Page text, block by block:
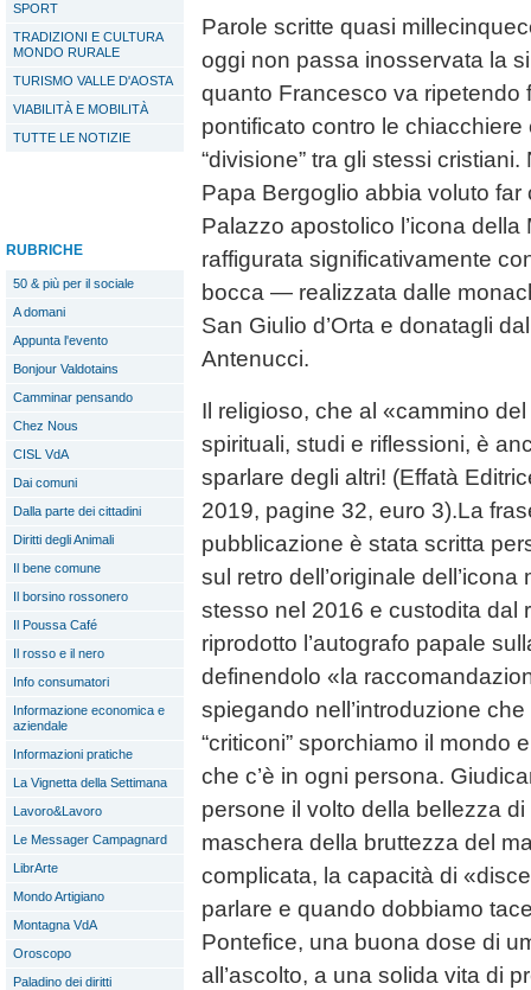
SPORT
TRADIZIONI E CULTURA
MONDO RURALE
TURISMO VALLE D'AOSTA
VIABILITÀ E MOBILITÀ
TUTTE LE NOTIZIE
RUBRICHE
50 & più per il sociale
A domani
Appunta l'evento
Bonjour Valdotains
Camminar pensando
Chez Nous
CISL VdA
Dai comuni
Dalla parte dei cittadini
Diritti degli Animali
Il bene comune
Il borsino rossonero
Il Poussa Café
Il rosso e il nero
Info consumatori
Informazione economica e
aziendale
Informazioni pratiche
La Vignetta della Settimana
Lavoro&Lavoro
Le Messager Campagnard
LibrArte
Mondo Artigiano
Montagna VdA
Oroscopo
Paladino dei diritti
Parole scritte quasi
oggi non passa inosservata la
quanto Francesco va ripetendo
pontificato contro le chiacchiere
“divisione” tra gli stessi
Papa Bergoglio abbia voluto far
Palazzo apostolico l’icona
raffigurata significativamente
bocca — realizzata dalle
San Giulio d’Orta e donatagli
Antenucci.
Il religioso, che al «cammino
spirituali, studi e riflessioni, è
sparlare degli altri! (Effatà
2019, pagine 32, euro 3).La
pubblicazione è stata scritta
sul retro dell’originale
stesso nel 2016 e custodita dal
riprodotto l’autografo papale
definendolo «la
spiegando nell’introduzione
“criticoni” sporchiamo il mondo
che c’è in ogni persona.
persone il volto della bellezza
maschera della bruttezza del
complicata, la capacità di
parlare e quando dobbiamo
Pontefice, una buona dose di
all’ascolto, a una solida vita di